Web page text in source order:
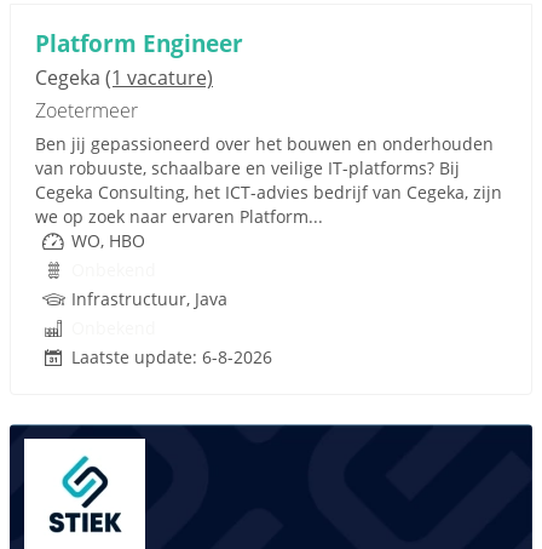
Platform Engineer
Cegeka (1 vacature)
Zoetermeer
Ben jij gepassioneerd over het bouwen en onderhouden
van robuuste, schaalbare en veilige IT-platforms? Bij
Cegeka Consulting, het ICT-advies bedrijf van Cegeka, zijn
we op zoek naar ervaren Platform...
WO, HBO
Infrastructuur, Java
Laatste update: 6-8-2026